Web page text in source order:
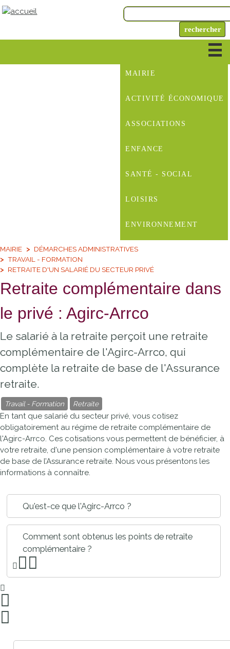
MAIRIE
ACTIVITÉ ÉCONOMIQUE
ASSOCIATIONS
ENFANCE
SANTÉ - SOCIAL
LOISIRS
ENVIRONNEMENT
MAIRIE
DÉMARCHES ADMINISTRATIVES
TRAVAIL - FORMATION
RETRAITE D'UN SALARIÉ DU SECTEUR PRIVÉ
Retraite complémentaire dans
le privé : Agirc-Arrco
Le salarié à la retraite perçoit une retraite
complémentaire de l'Agirc-Arrco, qui
complète la retraite de base de l'Assurance
retraite.
Travail - Formation Retraite
En tant que salarié du secteur privé, vous cotisez
obligatoirement au régime de retraite complémentaire de
l'Agirc-Arrco. Ces cotisations vous permettent de bénéficier, à
votre retraite, d'une pension complémentaire à votre retraite
de base de l’Assurance retraite. Nous vous présentons les
informations à connaître.
Qu'est-ce que l'Agirc-Arrco ?
Comment sont obtenus les points de retraite
complémentaire ?